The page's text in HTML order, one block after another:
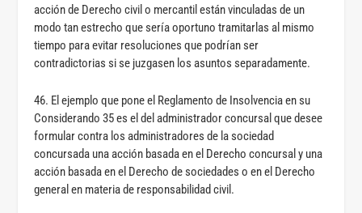
acción de Derecho civil o mercantil están vinculadas de un
modo tan estrecho que sería oportuno tramitarlas al mismo
tiempo para evitar resoluciones que podrían ser
contradictorias si se juzgasen los asuntos separadamente.
46. El ejemplo que pone el Reglamento de Insolvencia en su
Considerando 35 es el del administrador concursal que desee
formular contra los administradores de la sociedad
concursada una acción basada en el Derecho concursal y una
acción basada en el Derecho de sociedades o en el Derecho
general en materia de responsabilidad civil.